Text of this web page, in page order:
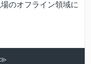
のオフライン領域に
≫